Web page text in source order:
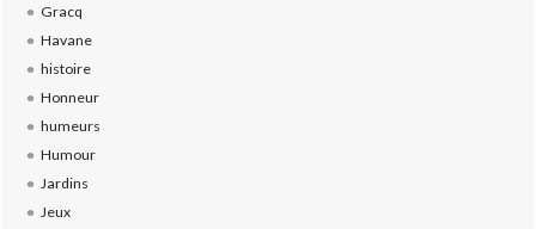
Gracq
Havane
histoire
Honneur
humeurs
Humour
Jardins
Jeux